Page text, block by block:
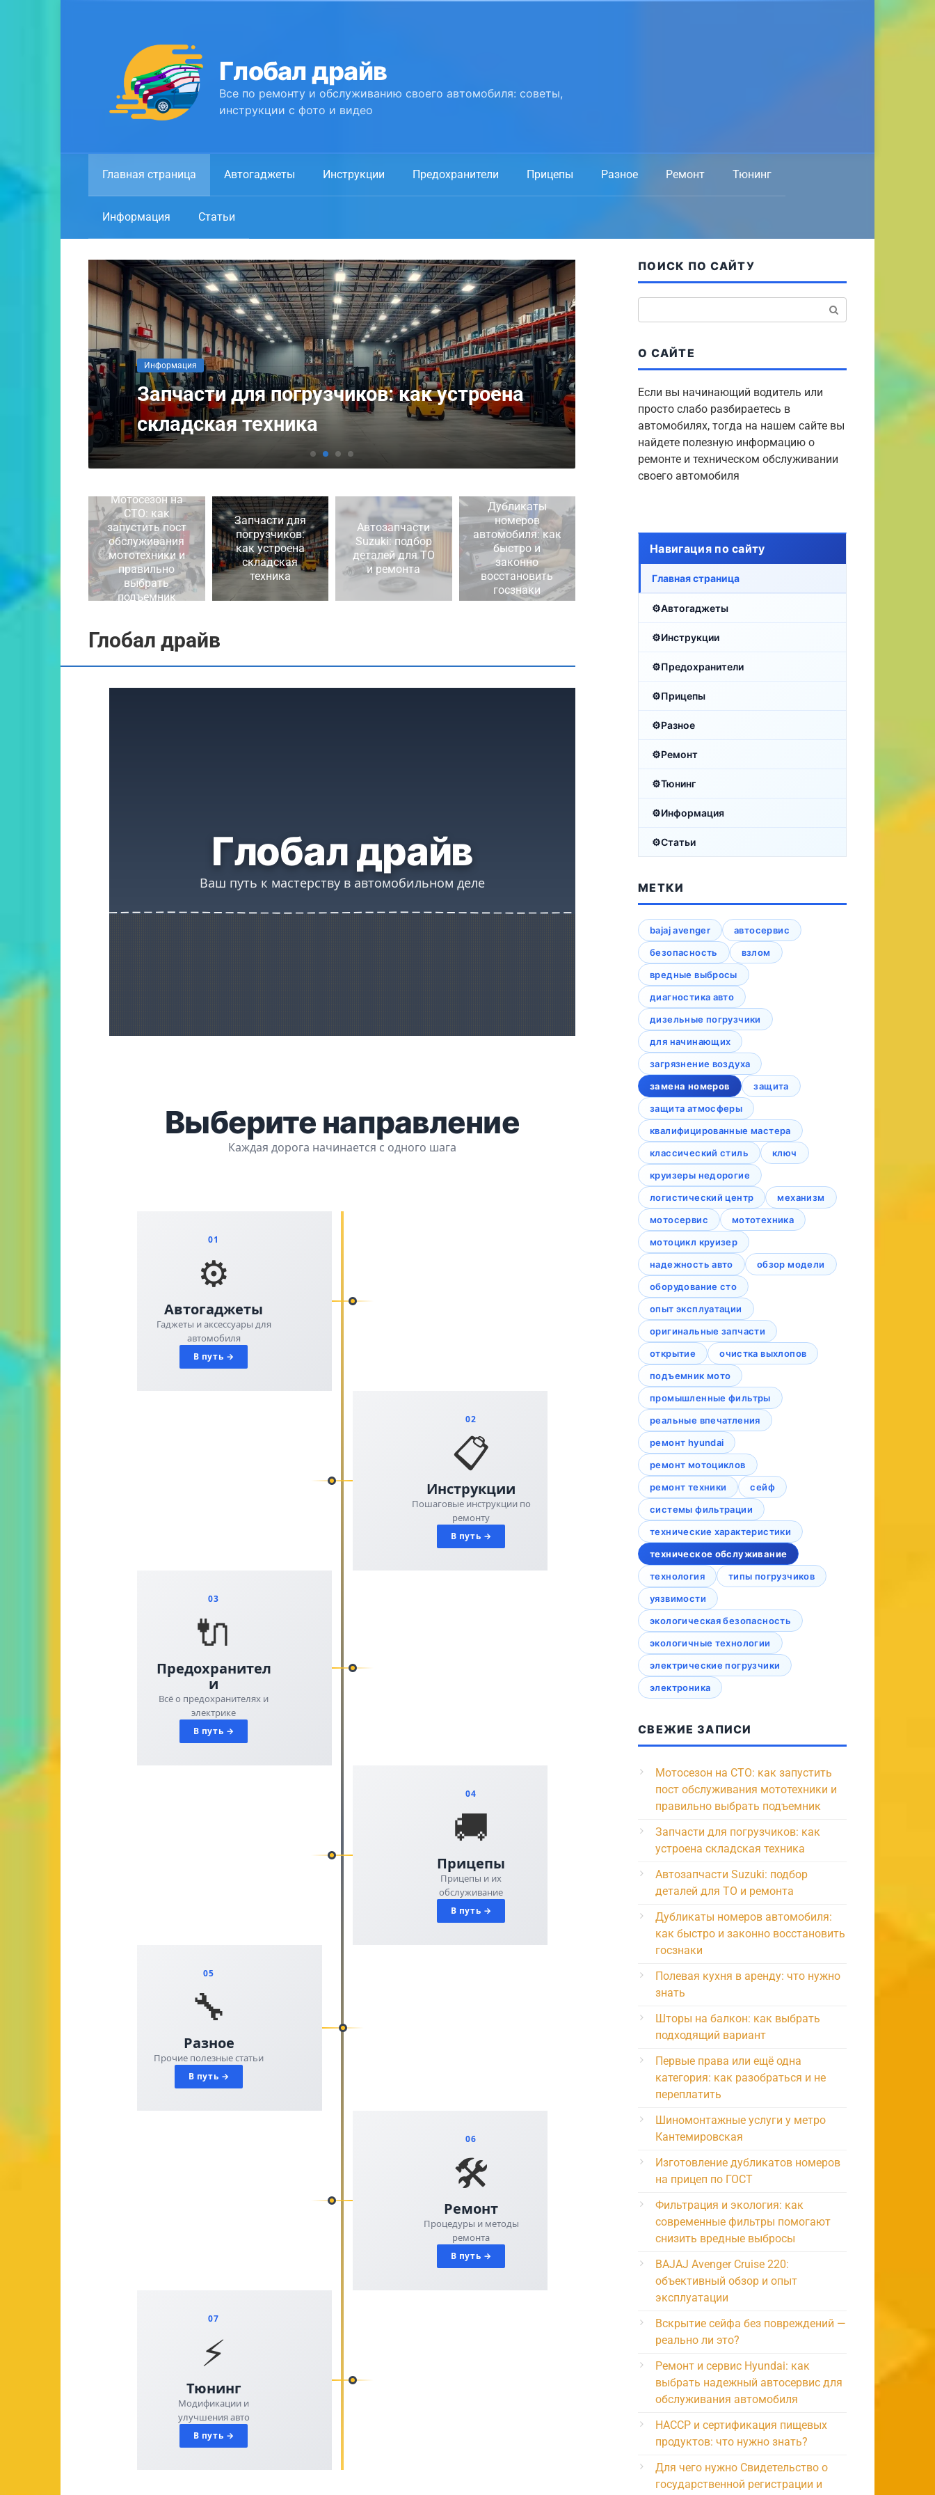
Глобал драйв
Все по ремонту и обслуживанию своего автомобиля: советы,
инструкции с фото и видео
Главная страница Автогаджеты Инструкции Предохранители Прицепы Разное Ремонт Тюнинг
Информация Статьи
Информация
Автозапчасти Suzuki: подбор деталей
для ТО и ремонта
Дубликаты номеров
быстро и законно
госзнаки
Мотосезон на
СТО: как
запустить пост
обслуживания
мототехники и
правильно
выбрать
подъемник
Запчасти для
погрузчиков:
как устроена
складская
техника
Автозапчасти
Suzuki: подбор
деталей для ТО
и ремонта
Дубликаты
номеров
автомобиля: как
быстро и
законно
восстановить
госзнаки
Глобал драйв
Глобал драйв
Ваш путь к мастерству в автомобильном деле
Выберите направление
Каждая дорога начинается с одного шага
01
⚙️
Автогаджеты
Гаджеты и аксессуары для
автомобиля
В путь →
02
📋
Инструкции
Пошаговые инструкции по
ремонту
В путь →
03
🔌
Предохранител
и
Всё о предохранителях и
электрике
В путь →
04
🚚
Прицепы
Прицепы и их
обслуживание
В путь →
05
🔧
Разное
Прочие полезные статьи
В путь →
06
🛠️
Ремонт
Процедуры и методы
ремонта
В путь →
07
⚡
Тюнинг
Модификации и
улучшения авто
В путь →
ПОИСК ПО САЙТУ
О САЙТЕ
Если вы начинающий водитель или
просто слабо разбираетесь в
автомобилях, тогда на нашем сайте вы
найдете полезную информацию о
ремонте и техническом обслуживании
своего автомобиля
Навигация по сайту
Главная страница
Автогаджеты
Инструкции
Предохранители
Прицепы
Разное
Ремонт
Тюнинг
Информация
Статьи
МЕТКИ
bajaj avenger
автосервис
безопасность
взлом
вредные выбросы
диагностика авто
дизельные погрузчики
для начинающих
загрязнение воздуха
замена номеров
защита
защита атмосферы
квалифицированные мастера
классический стиль
ключ
круизеры недорогие
логистический центр
механизм
мотосервис
мототехника
мотоцикл круизер
надежность авто
обзор модели
оборудование сто
опыт эксплуатации
оригинальные запчасти
открытие
очистка выхлопов
подъемник мото
промышленные фильтры
реальные впечатления
ремонт hyundai
ремонт мотоциклов
ремонт техники
сейф
системы фильтрации
технические характеристики
техническое обслуживание
технология
типы погрузчиков
уязвимости
экологическая безопасность
экологичные технологии
электрические погрузчики
электроника
СВЕЖИЕ ЗАПИСИ
Мотосезон на СТО: как запустить
пост обслуживания мототехники и
правильно выбрать подъемник
Запчасти для погрузчиков: как
устроена складская техника
Автозапчасти Suzuki: подбор
деталей для ТО и ремонта
Дубликаты номеров автомобиля:
как быстро и законно восстановить
госзнаки
Полевая кухня в аренду: что нужно
знать
Шторы на балкон: как выбрать
подходящий вариант
Первые права или ещё одна
категория: как разобраться и не
переплатить
Шиномонтажные услуги у метро
Кантемировская
Изготовление дубликатов номеров
на прицеп по ГОСТ
Фильтрация и экология: как
современные фильтры помогают
снизить вредные выбросы
BAJAJ Avenger Cruise 220:
объективный обзор и опыт
эксплуатации
Вскрытие сейфа без повреждений —
реально ли это?
Ремонт и сервис Hyundai: как
выбрать надежный автосервис для
обслуживания автомобиля
HACCP и сертификация пищевых
продуктов: что нужно знать?
Для чего нужно Свидетельство о
государственной регистрации и